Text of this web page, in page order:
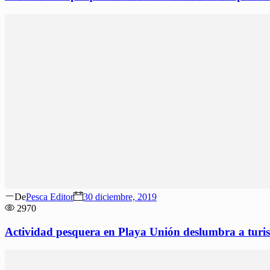
DeAuthor
Pesca Editor
Posted
30 diciembre, 2019
2970
Actividad pesquera en Playa Unión deslumbra a